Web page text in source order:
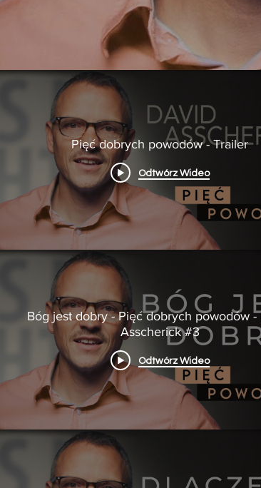
Pięć dobrych powodów - Trailer
Odtwórz Wideo
Bóg jest dobry - Pięć dobrych powodów - David
Asscherick #3
Odtwórz Wideo